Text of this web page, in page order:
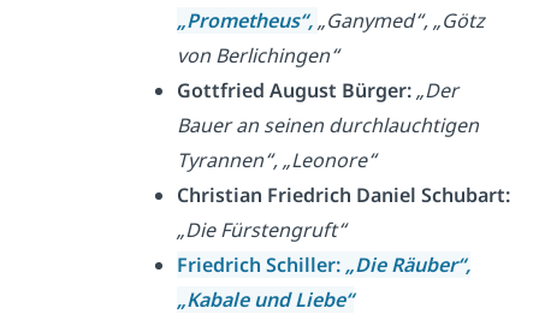
„Prometheus“,„Ganymed“, „Götz
von Berlichingen“
Gottfried August Bürger:„Der
Bauer an seinen durchlauchtigen
Tyrannen“, „Leonore“
Christian Friedrich Daniel Schubart:
„Die Fürstengruft“
Friedrich Schiller: „Die Räuber“,
„Kabale und Liebe“